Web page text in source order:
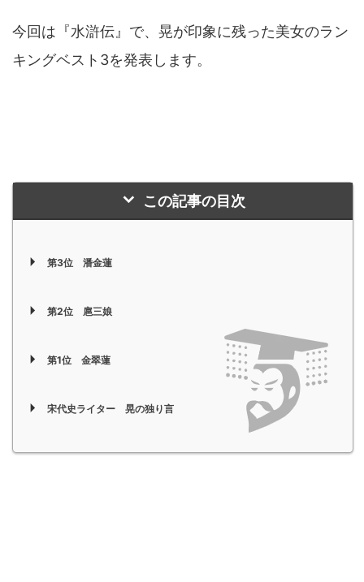
今回は『水滸伝』で、晃が印象に残った美女のラン
キングベスト3を発表します。
この記事の目次
第3位 潘金蓮
第2位 扈三娘
第1位 金翠蓮
宋代史ライター 晃の独り言